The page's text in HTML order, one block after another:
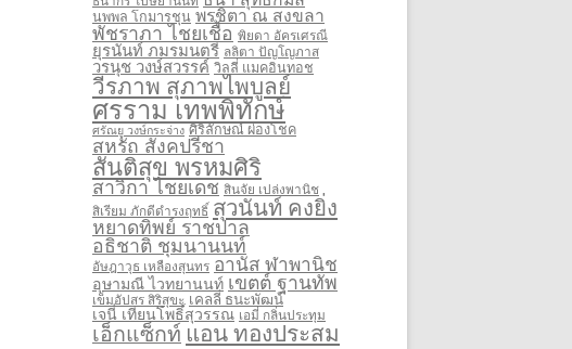
นพพล โกมารชุน พรชิตา ณ สงขลา
พัชราภา ไชยเชื้อ พิยดา อัครเศรณี
ยุรนันท์ ภมรมนตรี ลลิตา ปัญโญภาส
วรนุช วงษ์สวรรค์ วิลลี่ แมคอินทอช
วีรภาพ สุภาพไพบูลย์
ศรราม เทพพิทักษ์
ศรัณยู วงษ์กระจ่าง ศิริลักษณ์ ผ่องโชค
สหรัถ สังคปรีชา
สันติสุข พรหมศิริ
สาวิกา ไชยเดช สินจัย เปล่งพานิช
สิเรียม ภักดีดำรงฤทธิ์ สุวนันท์ คงยิ่ง
หยาดทิพย์ ราชปาล
อธิชาติ ชุมนานนท์
อัษฎาวุธ เหลืองสุนทร อานัส ฬาพานิช
อุษามณี ไวทยานนท์ เขตต์ ฐานทัพ
เข็มอัปสร สิริสุขะ เคลลี่ ธนะพัฒน์
เจนี่ เทียนโพธิ์สุวรรณ เอมี่ กลิ่นประทุม
เอ็กแซ็กท์ แอน ทองประสม